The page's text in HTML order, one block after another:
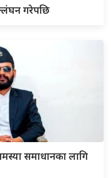
गरेपछि
समाधानका लागि